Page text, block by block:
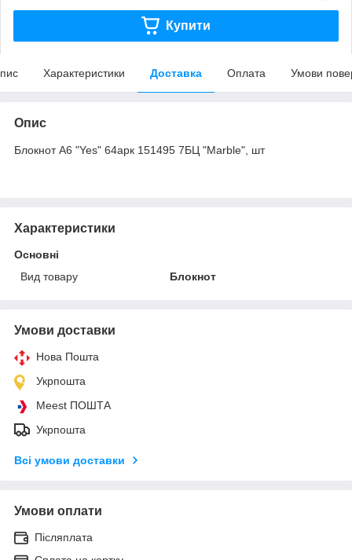
Купити
Характеристики Доставка Оплата Умови
Опис
Блокнот А6 "Yes" 64арк 151495 7БЦ "Marble", шт
Характеристики
Основні
Вид товару
Блокнот
Умови доставки
Нова Пошта
Укрпошта
Meest ПОШТА
Укрпошта
Всі умови доставки
Умови оплати
Післяплата